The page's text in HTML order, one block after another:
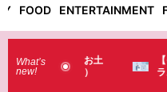
FOOD ENTERTAINMENT
What’s
new!
！】お土
（笑）
【そんなも
ラストで韓